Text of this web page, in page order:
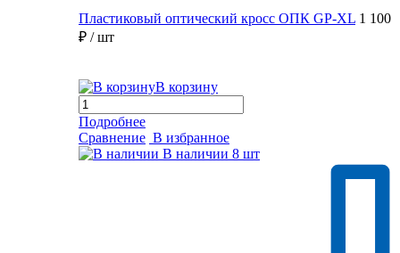
Пластиковый оптический кросс ОПК GP-XL 1 100
₽ / шт
В корзину
Подробнее
Сравнение В избранное
В наличии 8 шт